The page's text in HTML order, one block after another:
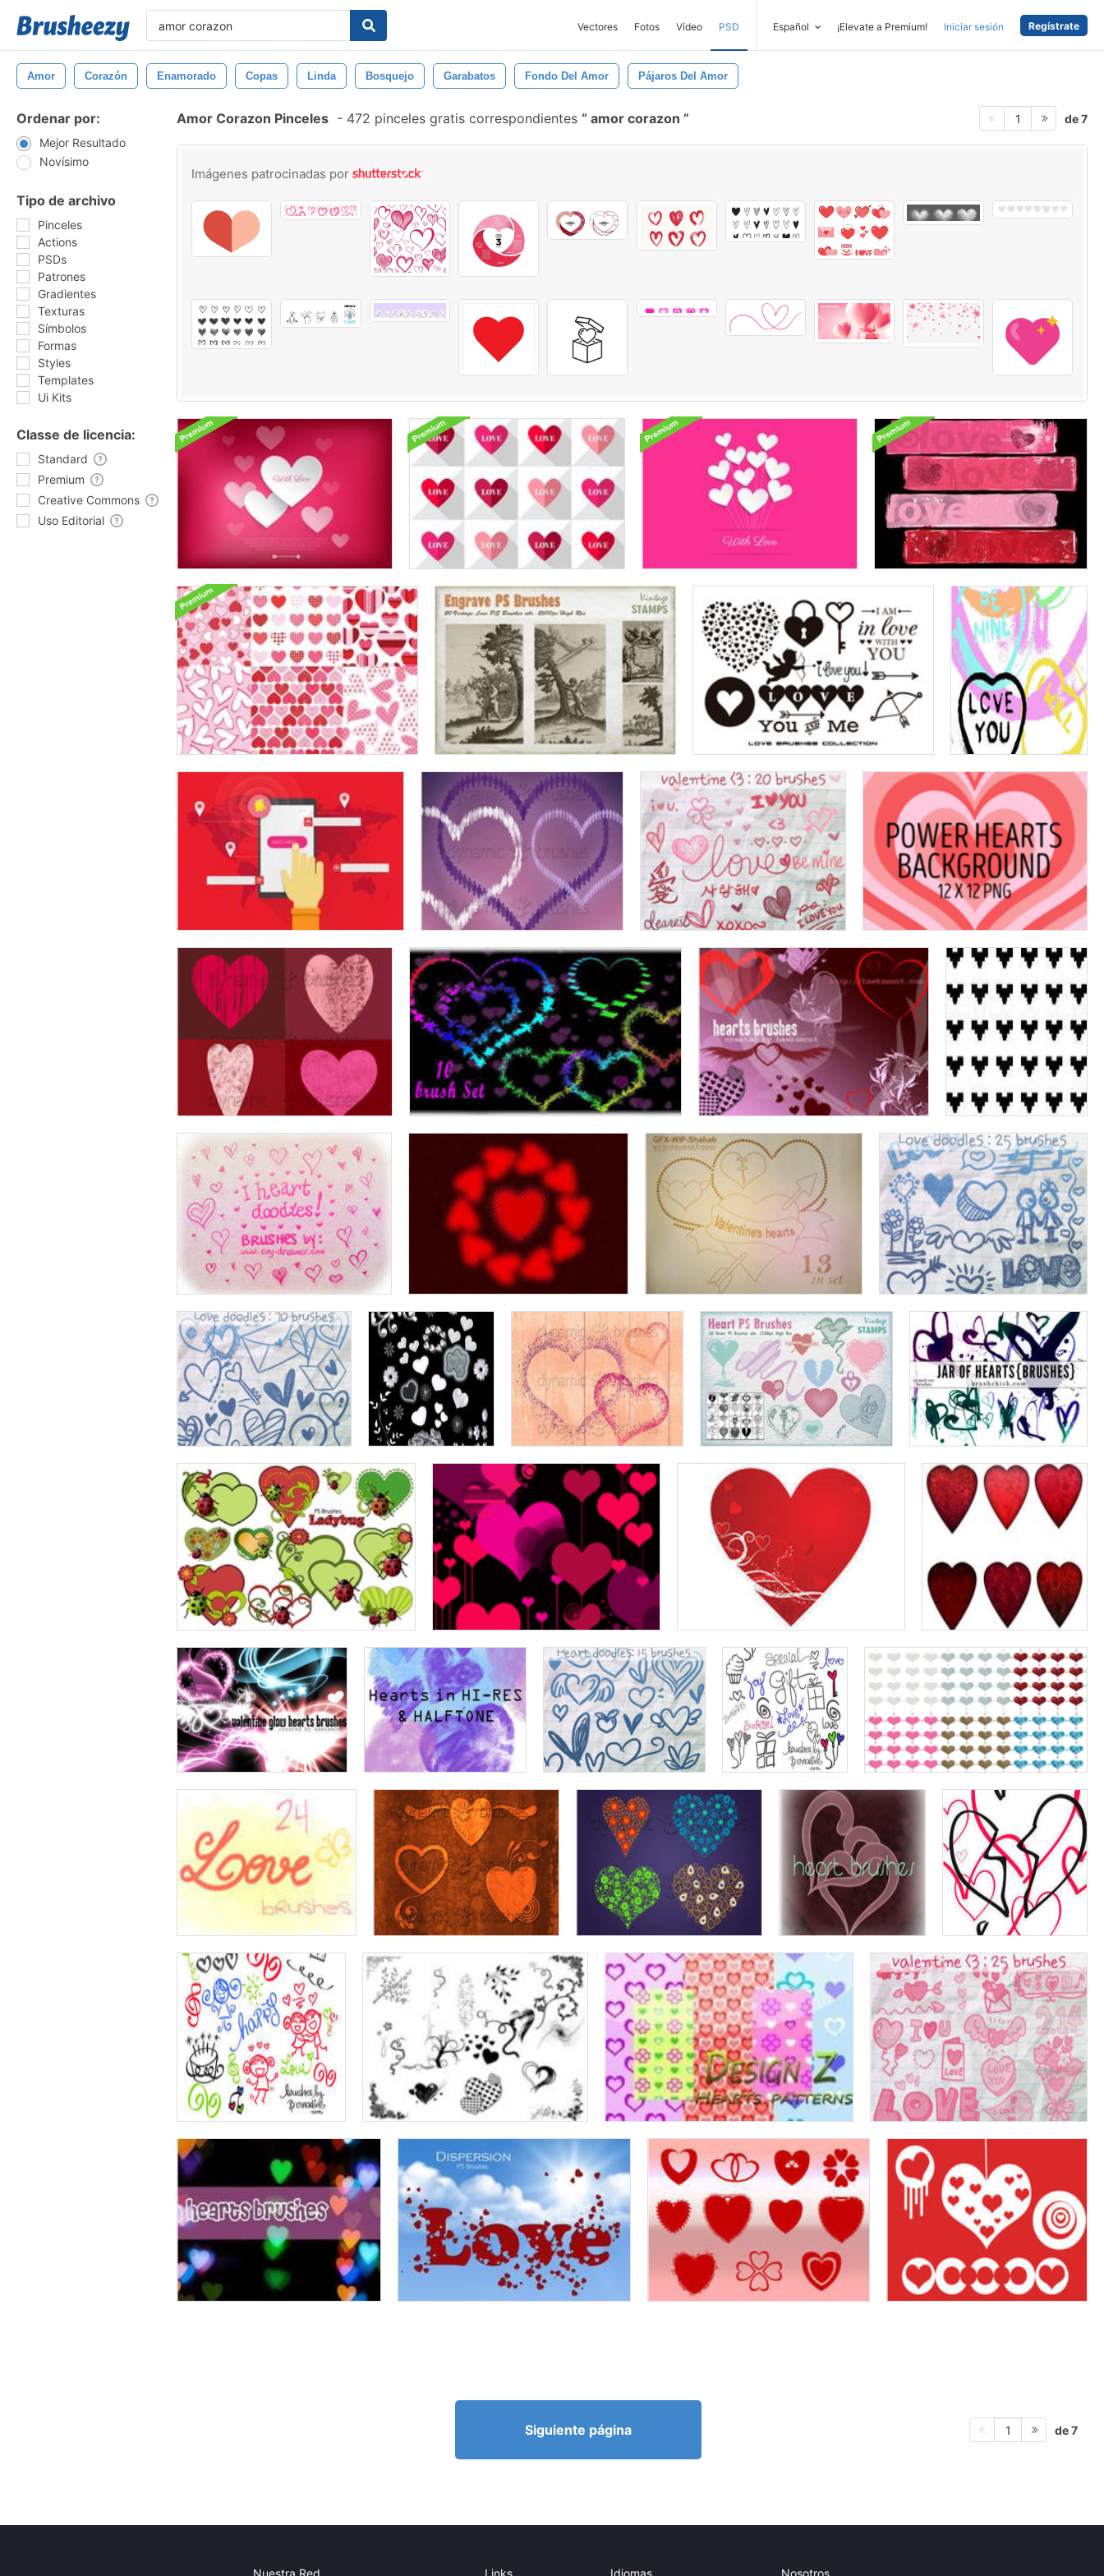
Vectores Fotos Vídeo PSD Español ¡Elevate a Premium! Iniciar sesión Regístrate
Amor Corazón Enamorado Copas Linda Bosquejo Garabatos Fondo Del Amor Pájaros Del Amor
Ordenar por:
Mejor Resultado
Novísimo
Tipo de archivo
Pinceles
Actions
PSDs
Patrones
Gradientes
Texturas
Símbolos
Formas
Styles
Templates
Ui Kits
Classe de licencia:
Standard
Premium
Creative Commons
Uso Editorial
Amor Corazon Pinceles - 472 pinceles gratis correspondientes amor corazon 1 de 7
Imágenes patrocinadas por
Siguiente página 1 de 7
Nuestra Red Links Idiomas Nosotros